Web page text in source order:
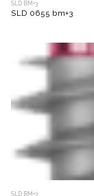
SLD BM+3
SLD 0655 bm+3
SLD BM+3